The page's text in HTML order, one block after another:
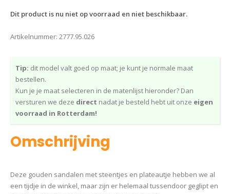
Dit product is nu niet op voorraad en niet beschikbaar.
Artikelnummer: 2777.95.026
Tip: dit model valt goed op maat; je kunt je normale maat
bestellen.
Kun je je maat selecteren in de matenlijst hieronder? Dan
versturen we deze direct nadat je besteld hebt uit onze eigen
voorraad in Rotterdam!
Omschrijving
Deze gouden sandalen met steentjes en plateautje hebben we al
een tijdje in de winkel, maar zijn er helemaal tussendoor geglipt en